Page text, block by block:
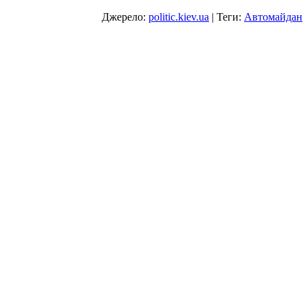
Джерело: politic.kiev.ua | Теги: Автомайдан